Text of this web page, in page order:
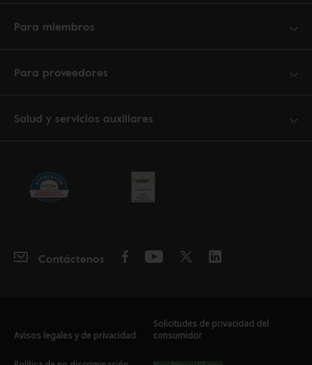
Para miembros
Para proveedores
Salud y servicios auxiliares
Contáctenos
Avisos legales y de privacidad
Solicitudes de privacidad del
consumidor